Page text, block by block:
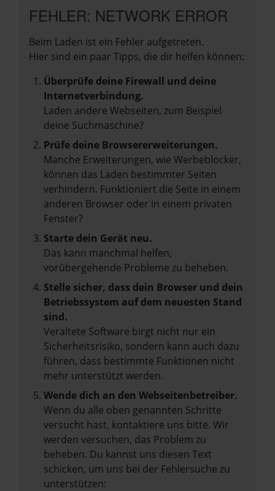
FEHLER: NETWORK ERROR
Beim Laden ist ein Fehler aufgetreten.
Hier sind ein paar Tipps, die dir helfen können:
Überprüfe deine Firewall und deine
Internetverbindung.
Laden andere Webseiten, zum Beispiel
deine Suchmaschine?
Prüfe deine Browsererweiterungen.
Manche Erweiterungen, wie Werbeblocker,
können das Laden bestimmter Seiten
verhindern. Funktioniert die Seite in einem
anderen Browser oder in einem privaten
Fenster?
Starte dein Gerät neu.
Das kann manchmal helfen,
vorübergehende Probleme zu beheben.
Stelle sicher, dass dein Browser und dein
Betriebssystem auf dem neuesten Stand
sind.
Veraltete Software birgt nicht nur ein
Sicherheitsrisiko, sondern kann auch dazu
führen, dass bestimmte Funktionen nicht
mehr unterstützt werden.
Wende dich an den Webseitenbetreiber.
Wenn du alle oben genannten Schritte
versucht hast, kontaktiere uns bitte. Wir
werden versuchen, das Problem zu
beheben. Du kannst uns diesen Text
schicken, um uns bei der Fehlersuche zu
unterstützen: